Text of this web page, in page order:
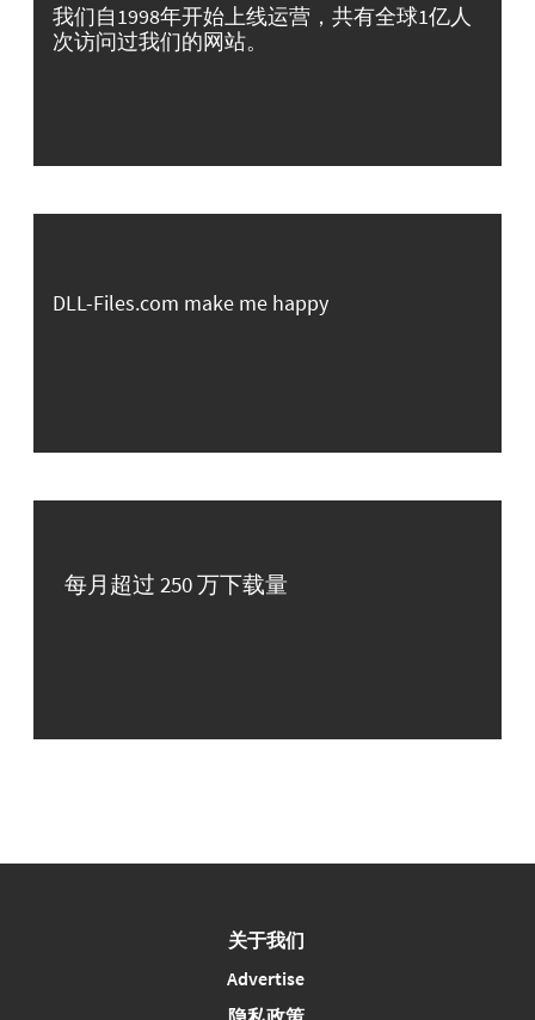
我们自1998年开始上线运营，共有全球1亿人
次访问过我们的网站。
DLL-Files.com make me happy
每月超过 250 万下载量
关于我们
Advertise